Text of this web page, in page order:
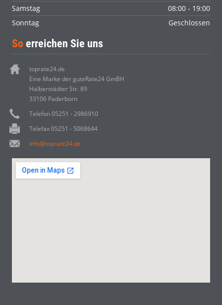
Samstag
08:00 - 19:00
Sonntag
Geschlossen
So erreichen Sie uns
toprate24.de
Eine Marke der guteRate24 GmBH
Halberstädter Str. 89
33106 Paderborn
Telefon 05251 - 2986910
Telefax 05251 - 5068644
info@toprate24.de